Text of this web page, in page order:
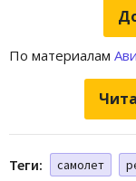
По материалам
Теги: самолет